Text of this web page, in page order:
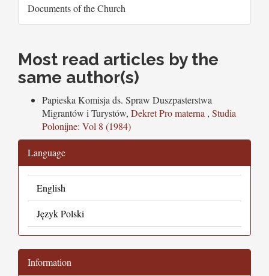
Documents of the Church
Most read articles by the
same author(s)
Papieska Komisja ds. Spraw Duszpasterstwa
Migrantów i Turystów, Dekret Pro materna , Studia
Polonijne: Vol 8 (1984)
Language
English
Język Polski
Information